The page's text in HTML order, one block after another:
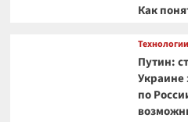
Как
Технологии
Путин:
Украине
по